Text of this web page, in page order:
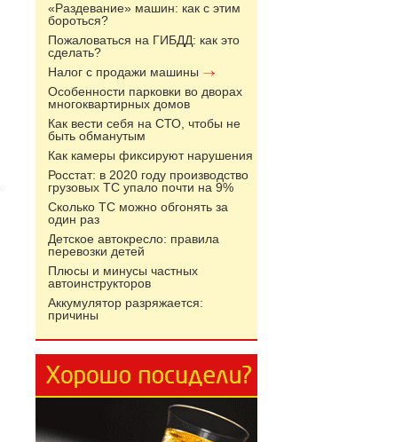
«Раздевание» машин: как с этим
бороться?
Пожаловаться на ГИБДД: как это
сделать?
Налог с продажи машины
Особенности парковки во дворах
многоквартирных домов
Как вести себя на СТО, чтобы не
быть обманутым
Как камеры фиксируют нарушения
Росстат: в 2020 году производство
грузовых ТС упало почти на 9%
Сколько ТС можно обгонять за
один раз
Детское автокресло: правила
перевозки детей
Плюсы и минусы частных
автоинструкторов
Аккумулятор разряжается:
причины